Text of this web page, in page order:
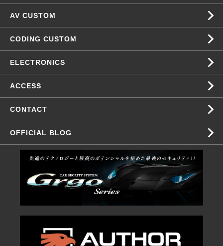
AV CUSTOM
CODING CUSTOM
ELECTRONICS
ACCESS
CONTACT
OFFICIAL BLOG